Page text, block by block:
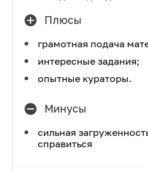
Плюсы
грамотная подача
интересные задания;
опытные кураторы.
Минусы
сильная
справиться